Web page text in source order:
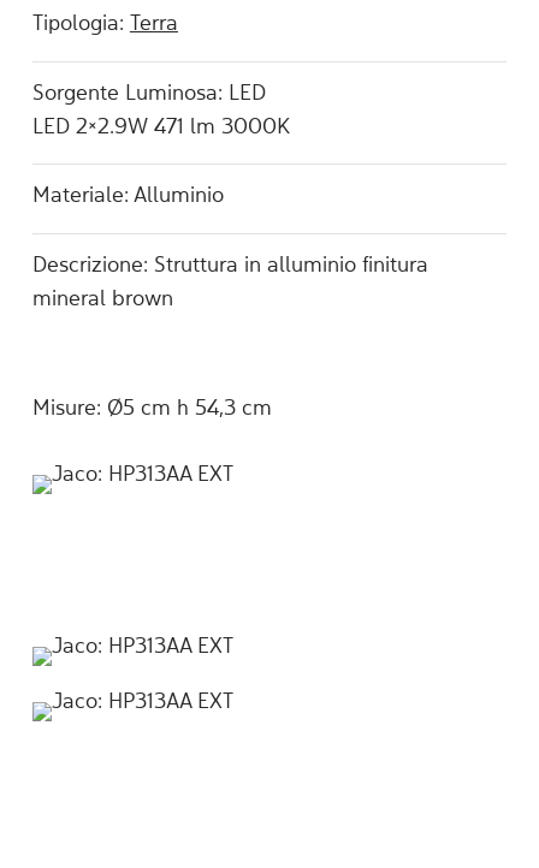
Tipologia: Terra
Sorgente Luminosa: LED
LED 2×2.9W 471 lm 3000K
Materiale: Alluminio
Descrizione: Struttura in alluminio finitura
mineral brown
Misure: Ǿ5 cm h 54,3 cm